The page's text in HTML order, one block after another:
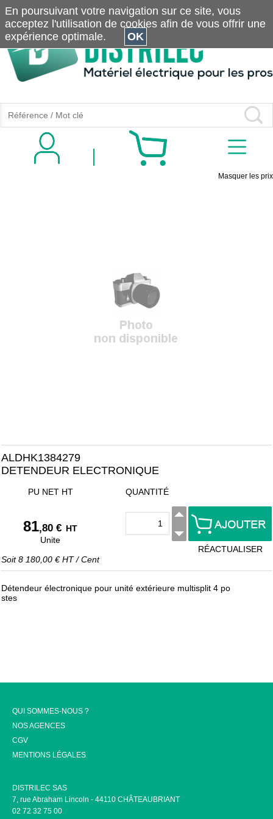
Masquer les prix
ALDHK1384279
DETENDEUR ELECTRONIQUE
PU NET HT
81,80 € HT
Unite
Soit8 180,00 € HT/Cent
QUANTITÉ
RÉACTUALISER
Détendeur électronique pour unité extérieure multisplit 4 po
stes
QUI SOMMES-NOUS ?
NOS AGENCES
CGV
MENTIONS LÉGALES
DISTRILEC SAS
7, rue Abraham Lincoln - 44110 CHÂTEAUBRIANT
02 72 32 75 00
En poursuivant votre navigation sur ce site, vous
acceptez l'utilisation de cookies afin de vous offrir une
expérience optimale.
OK